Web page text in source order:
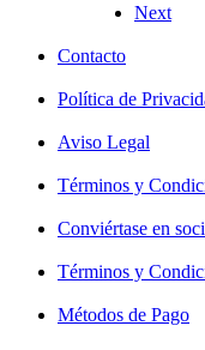
Next
Contacto
Política de
Aviso Legal
Términos y
Conviértase en
Términos y
Métodos de Pago